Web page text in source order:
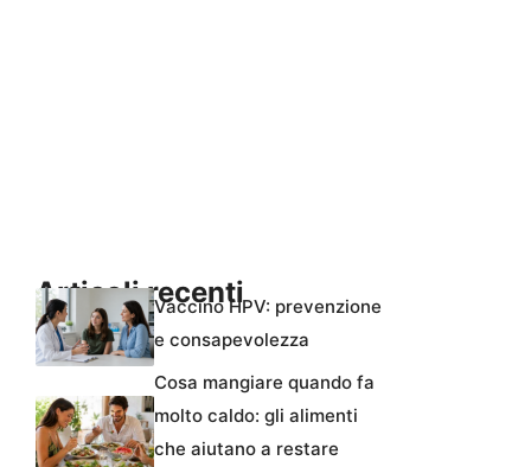
Articoli recentiVaccino HPV: prevenzione
e consapevolezza
Cosa mangiare quando fa
molto caldo: gli alimenti
che aiutano a restare